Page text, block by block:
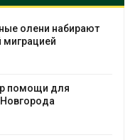
олени набирают
миграцией
помощи для